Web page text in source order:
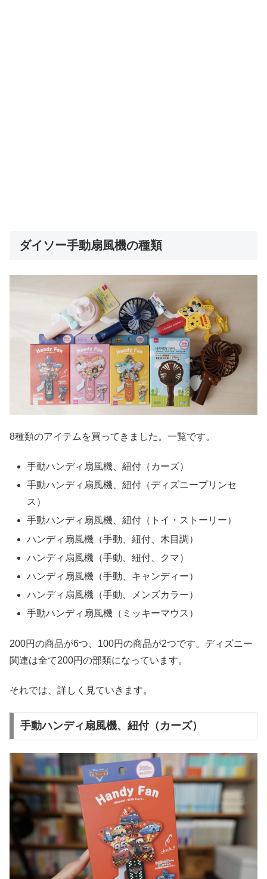
ダイソー手動扇風機の種類
8種類のアイテムを買ってきました。一覧です。
手動ハンディ扇風機、紐付（カーズ）
手動ハンディ扇風機、紐付（ディズニープリンセ
ス）
手動ハンディ扇風機、紐付（トイ・ストーリー）
ハンディ扇風機（手動、紐付、木目調）
ハンディ扇風機（手動、紐付、クマ）
ハンディ扇風機（手動、キャンディー）
ハンディ扇風機（手動、メンズカラー）
手動ハンディ扇風機（ミッキーマウス）
200円の商品が6つ、100円の商品が2つです。ディズニー
関連は全て200円の部類になっています。
それでは、詳しく見ていきます。
手動ハンディ扇風機、紐付（カーズ）